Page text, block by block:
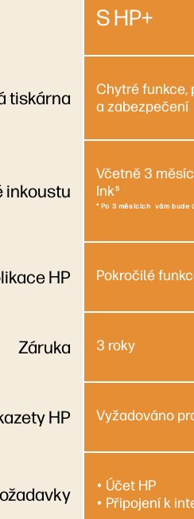
S HP+
tiskárna
Chytré funkce,
a zabezpečení
inkoustu
Včetně 3
Ink5
* Po 3 měsících vám bude
HP Pokročilé
Záruka 3 roky
HP Vyžadováno
• Účet HP
• Připojení k